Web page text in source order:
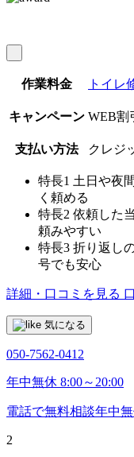
作業料金 トイレ
キャンペーン WEB割
支払い方法 クレジ
特長1 土日や夜
く頼める
特長2 依頼した
頼みやすい
特長3 折り返し
号でも安心
詳細・口コミを見る
気になる
050-7562-0412
年中無休 8:00～20:00
電話で無料相談年中
2